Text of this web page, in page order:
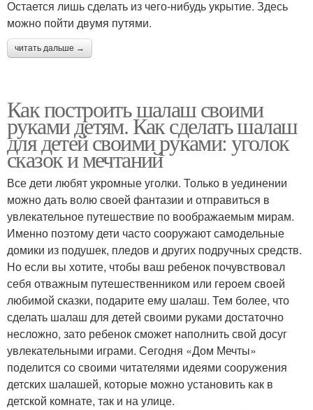
Остается лишь сделать из чего-нибудь укрытие. Здесь
можно пойти двумя путями.
читать дальше →
Как построить шалаш своими
руками детям. Как сделать шалаш
для детей своими руками: уголок
сказок и мечтаний
Все дети любят укромные уголки. Только в уединении
можно дать волю своей фантазии и отправиться в
увлекательное путешествие по воображаемым мирам.
Именно поэтому дети часто сооружают самодельные
домики из подушек, пледов и других подручных средств.
Но если вы хотите, чтобы ваш ребенок почувствовал
себя отважным путешественником или героем своей
любимой сказки, подарите ему шалаш. Тем более, что
сделать шалаш для детей своими руками достаточно
несложно, зато ребенок сможет наполнить свой досуг
увлекательными играми. Сегодня «Дом Мечты»
поделится со своими читателями идеями сооружения
детских шалашей, которые можно установить как в
детской комнате, так и на улице.